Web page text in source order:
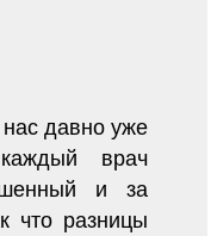
давно уже
врач
и за
что разницы